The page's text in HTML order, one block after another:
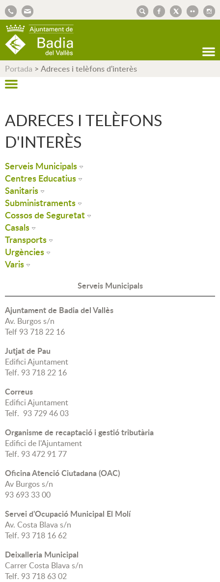
Portada > Adreces i telèfons d'interès
ADRECES I TELÈFONS
D'INTERÈS
Serveis Municipals
Centres Educatius
Sanitaris
Subministraments
Cossos de Seguretat
Casals
Transports
Urgències
Varis
Serveis Municipals
Ajuntament de Badia del Vallès
Av. Burgos s/n
Telf 93 718 22 16
Jutjat de Pau
Edifici Ajuntament
Telf. 93 718 22 16
Correus
Edifici Ajuntament
Telf. 93 729 46 03
Organisme de recaptació i gestió tributària
Edifici de l'Ajuntament
Telf. 93 472 91 77
Oficina Atenció Ciutadana (OAC)
Av Burgos s/n
93 693 33 00
Servei d'Ocupació Municipal El Molí
Av. Costa Blava s/n
Telf. 93 718 16 62
Deixalleria Municipal
Carrer Costa Blava s/n
Telf. 93 718 63 02